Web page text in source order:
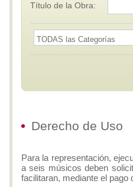
Título de la Obra:
Derecho de Uso
Para la representación,
a seis músicos deben
facilitaran, mediante el